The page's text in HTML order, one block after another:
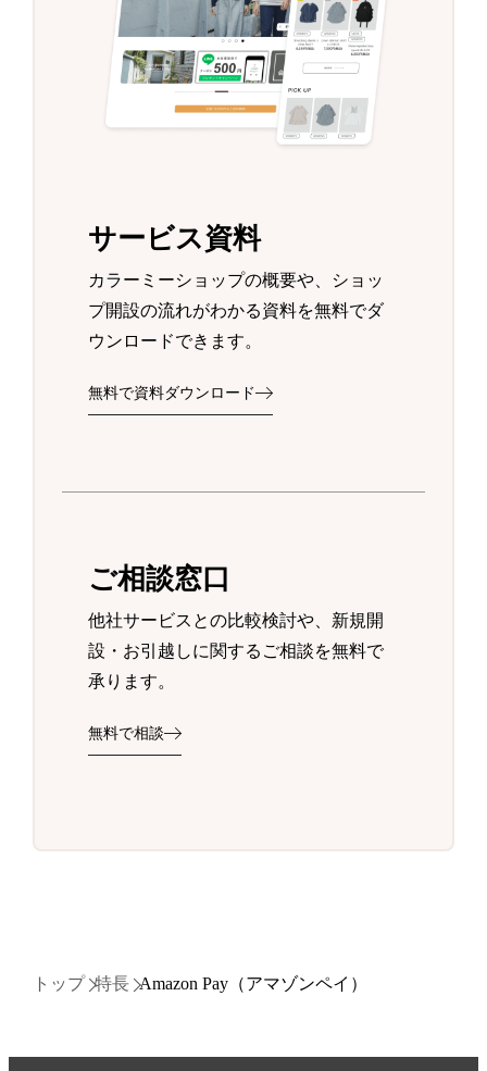
サービス資料
カラーミーショップの概要や、ショッ
プ開設の流れがわかる資料を無料でダ
ウンロードできます。
無料で資料ダウンロード
ご相談窓口
他社サービスとの比較検討や、新規開
設・お引越しに関するご相談を無料で
承ります。
無料で相談
トップ 特長 Amazon Pay（アマゾンペイ）